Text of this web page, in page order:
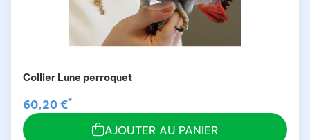
Collier Lune perroquet
60,20 €*
AJOUTER AU PANIER